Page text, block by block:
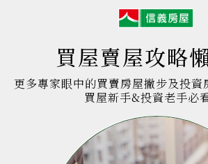
屋
買屋賣屋攻略
更多專家眼中的買賣房屋撇步及投資
買屋新手&投資老手必